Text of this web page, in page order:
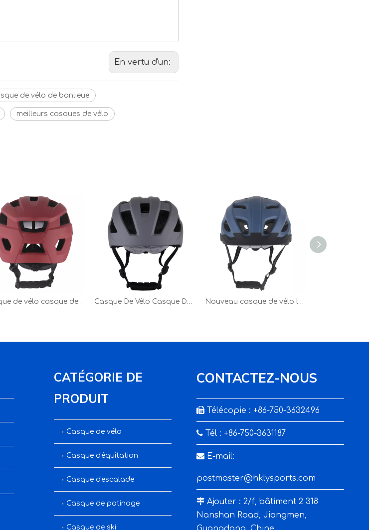
En vertu d'un:
de vélo de banlieue
meilleurs casques de vélo
Casque de vélo casque de vélo de montagne pour le cyclisme en plein air Sport rouge Casque De Vélo Casque De Vélo De Montagne Pour Le Sport De Cyclisme En Plein Air Gris Nouveau casque de vélo lumière LED PC In-moule casque de cyclisme, Sport sûr montagne route équitation casque de vélo pour adulte bleu
CATÉGORIE DE
PRODUIT
Casque de vélo
Casque d'équitation
Casque d'escalade
Casque de patinage
Casque de ski
CONTACTEZ-NOUS
 Télécopie : +86-750-3632496
 Tél : +86-750-3631187
 E-mail:
postmaster@hklysports.com
 Ajouter : 2/f, bâtiment 2 318
Nanshan Road, Jiangmen,